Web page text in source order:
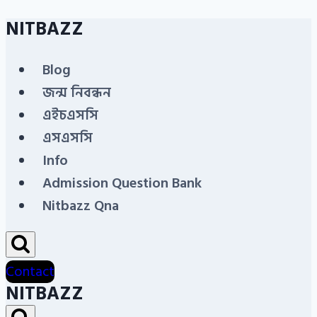
Skip
content
NITBAZZ
Blog
জন্ম নিবন্ধন
এইচএসসি
এসএসসি
Info
Admission Question Bank
Nitbazz Qna
Contact
NITBAZZ